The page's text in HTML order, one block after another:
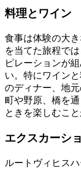
料理とワイン
食事は体験の大
を当てた旅程で
ピレーションが
い。特にワイン
のディナー、地
町や野原、橋を
ときを楽しむこと
エクスカーシ
ルートヴィヒス